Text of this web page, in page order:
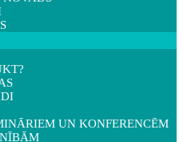
UN KONFERENCĒM